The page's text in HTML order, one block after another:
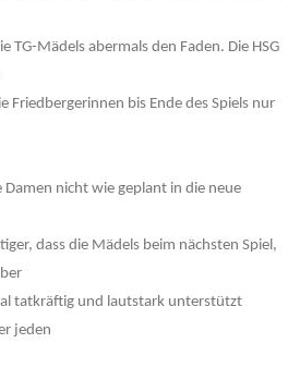
TG-Mädels abermals den Faden. Die HSG
Friedbergerinnen bis Ende des Spiels nur
nicht wie geplant in die neue
dass die Mädels beim nächsten Spiel,
tatkräftig und lautstark unterstützt
jeden